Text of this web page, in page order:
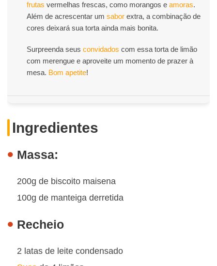
frutas vermelhas frescas, como morangos e amoras.
Além de acrescentar um sabor extra, a combinação de
cores deixará sua torta ainda mais bonita.
Surpreenda seus convidados com essa torta de limão
com merengue e aproveite um momento de prazer à
mesa. Bom apetite!
Ingredientes
Massa:
200g de biscoito maisena
100g de manteiga derretida
Recheio
2 latas de leite condensado